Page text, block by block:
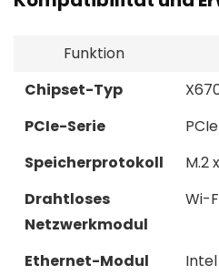
Funktion
Chipset-Typ
PCIe-Serie
Speicherprotokoll
M.2
Drahtloses
Netzwerkmodul
Wi-
Ethernet-Modul